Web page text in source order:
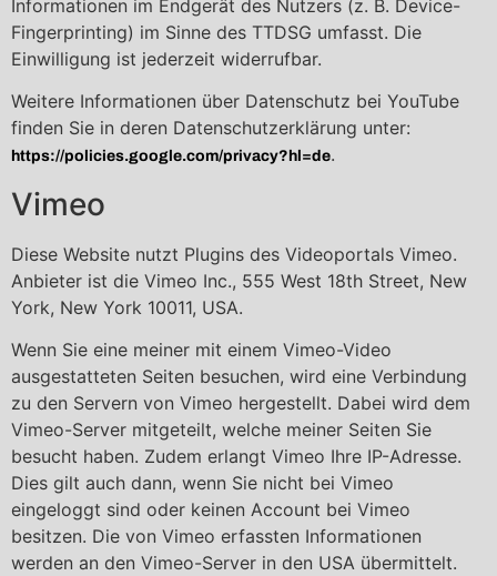
Informationen im Endgerät des Nutzers (z. B. Device-
Fingerprinting) im Sinne des TTDSG umfasst. Die
Einwilligung ist jederzeit widerrufbar.
Weitere Informationen über Datenschutz bei YouTube
finden Sie in deren Datenschutzerklärung unter:
https://policies.google.com/privacy?hl=de.
Vimeo
Diese Website nutzt Plugins des Videoportals Vimeo.
Anbieter ist die Vimeo Inc., 555 West 18th Street, New
York, New York 10011, USA.
Wenn Sie eine meiner mit einem Vimeo-Video
ausgestatteten Seiten besuchen, wird eine Verbindung
zu den Servern von Vimeo hergestellt. Dabei wird dem
Vimeo-Server mitgeteilt, welche meiner Seiten Sie
besucht haben. Zudem erlangt Vimeo Ihre IP-Adresse.
Dies gilt auch dann, wenn Sie nicht bei Vimeo
eingeloggt sind oder keinen Account bei Vimeo
besitzen. Die von Vimeo erfassten Informationen
werden an den Vimeo-Server in den USA übermittelt.